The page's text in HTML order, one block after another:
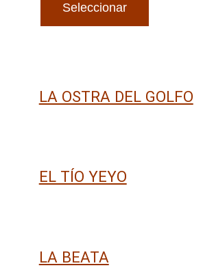
LA OSTRA DEL GOLFO
EL TÍO YEYO
LA BEATA